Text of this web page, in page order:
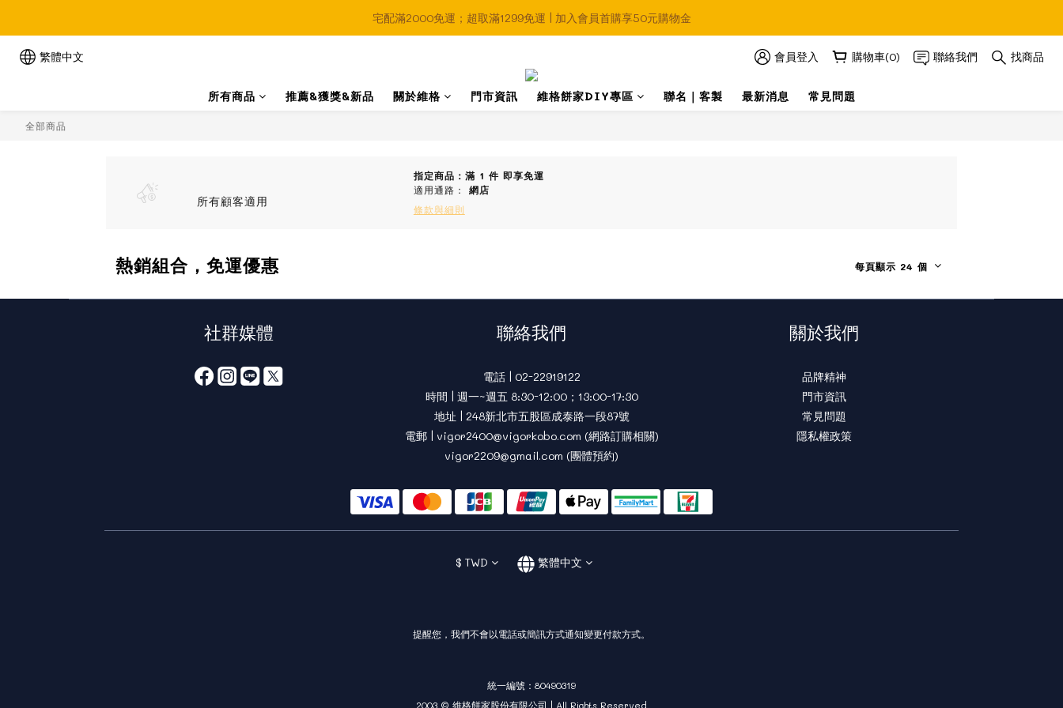
宅配滿2000免運；超取滿1299免運 | 加入會員首購享50元購物金
繁體中文 會員登入 購物車(0) 聯絡我們 找商品
所有商品 推薦&獲獎&新品 關於維格 門市資訊 維格餅家DIY專區 聯名｜客製 最新消息 常見問題
全部商品
所有顧客適用
指定商品：滿 1 件 即享免運
適用通路： 網店
條款與細則
熱銷組合，免運優惠 每頁顯示 24 個
社群媒體 聯絡我們
電話 | 02-22919122
時間 | 週一~週五 8:30-12:00；13:00-17:30
地址 | 248新北市五股區成泰路一段87號
電郵 | vigor2400@vigorkobo.com (網路訂購相關)
vigor2209@gmail.com (團體預約)
關於我們
品牌精神
門市資訊
常見問題
隱私權政策
$ TWD 繁體中文
提醒您，我們不會以電話或簡訊方式通知變更付款方式。
統一編號：80490319
2003 © 維格餅家股份有限公司 | All Rights Reserved